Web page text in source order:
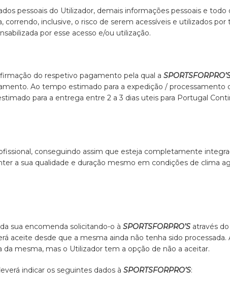
pessoais do Utilizador, demais informações pessoais e
correndo, inclusive, o risco de serem acessíveis e utilizados
por esse acesso e/ou utilização.
do respetivo pagamento pela qual a
Ao tempo estimado para a expedição / processamento
para a entrega entre 2 a 3 dias uteis para Portugal
conseguindo assim que esteja completamente
a sua qualidade e duração mesmo em condições de clima
sua encomenda solicitando-o à SPORTSFORPRO’S através
aceite desde que a mesma ainda não tenha sido processada.
mesma, mas o Utilizador tem a opção de não a aceitar.
indicar os seguintes dados à SPORTSFORPRO’S: